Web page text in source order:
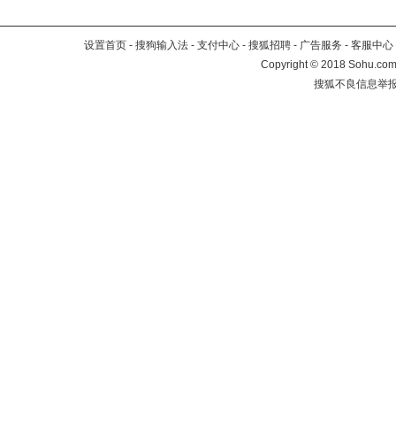
设置首页 - 搜狗输入法 - 支付中心 - 搜狐招聘 - 广告服务 - 客服中心
Copyright©2018
搜狐不良信息举